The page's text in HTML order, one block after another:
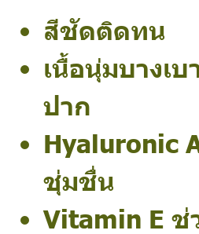
สีชัดติดทน
เนื้อนุ่มบางเบ
ปาก
Hyaluronic
ชุ่มชื่น
Vitamin E ช่